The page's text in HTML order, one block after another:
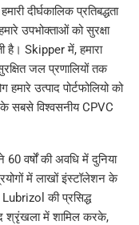
दीर्घकालिक प्रतिबद्धता
उपभोक्ताओं को सुरक्षा
है। Skipper में, हमारा
जल प्रणालियों तक
उत्पाद पोर्टफोलियो को
विश्वसनीय CPVC
वर्षों की अवधि में दुनिया
में लाखों इंस्टॉलेशन के
की प्रसिद्ध
श्रृंखला में शामिल करके,